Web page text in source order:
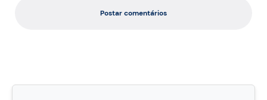
Postar comentários